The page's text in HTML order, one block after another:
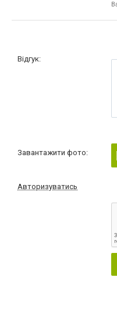
Відгук:
Завантажити фото:
Авторизуватись